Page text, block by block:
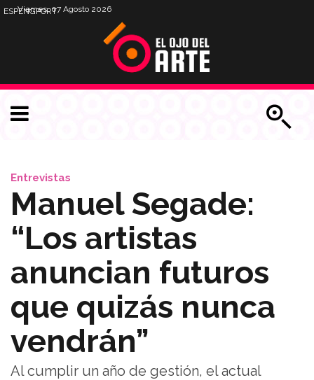
Viernes, 07 Agosto 2026
ESPENGPORT
Entrevistas
Manuel Segade:
“Los artistas
anuncian futuros
que quizás nunca
vendrán”
Al cumplir un año de gestión, el actual